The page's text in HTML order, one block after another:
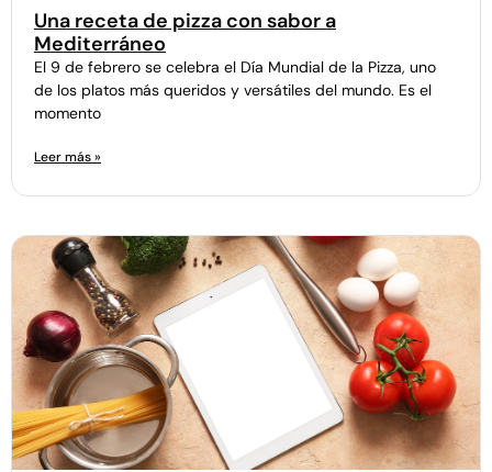
Una receta de pizza con sabor a
Mediterráneo
El 9 de febrero se celebra el Día Mundial de la Pizza, uno
de los platos más queridos y versátiles del mundo. Es el
momento
Leer más »